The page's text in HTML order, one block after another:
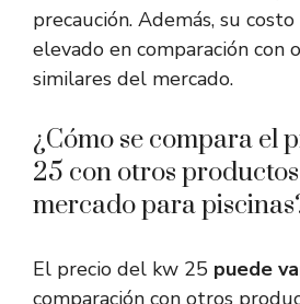
precaución. Además, su
elevado en comparación con
similares del mercado.
¿Cómo se compara el
25 con otros
mercado para
El precio del kw 25 puede